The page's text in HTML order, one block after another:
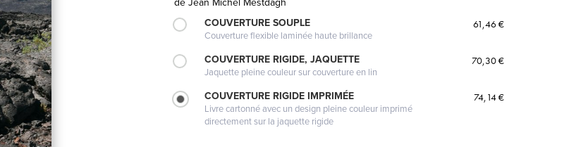
de Jean Michel Mestdagh
COUVERTURE SOUPLE
Couverture flexible laminée haute brillance
61,46 €
COUVERTURE RIGIDE, JAQUETTE
Jaquette pleine couleur sur couverture en lin
70,30 €
COUVERTURE RIGIDE IMPRIMÉE
Livre cartonné avec un design pleine couleur imprimé
directement sur la jaquette rigide
74,14 €